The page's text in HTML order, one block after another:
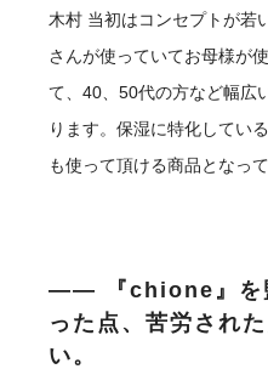
木村 当初はコンセプトが若
さんが使っていてお母様が
て、40、50代の方など幅広
ります。保湿に特化してい
も使って頂ける商品となって
―― 『chione』を
った点、苦労され
い。